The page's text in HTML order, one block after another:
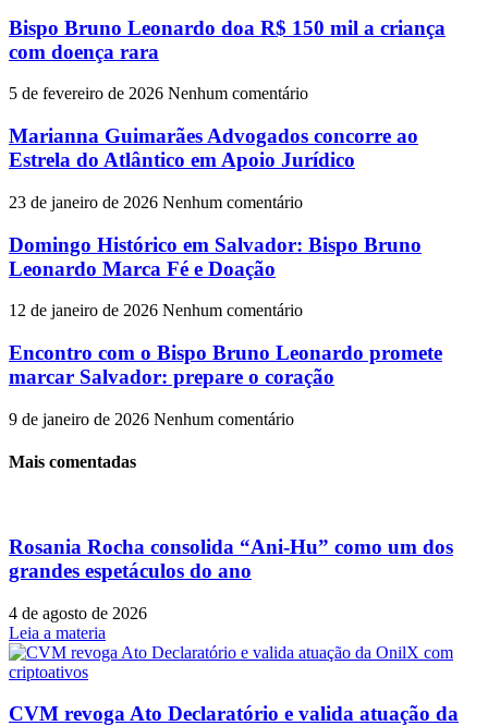
Bispo Bruno Leonardo doa R$ 150 mil a criança
com doença rara
5 de fevereiro de 2026 Nenhum comentário
Marianna Guimarães Advogados concorre ao
Estrela do Atlântico em Apoio Jurídico
23 de janeiro de 2026 Nenhum comentário
Domingo Histórico em Salvador: Bispo Bruno
Leonardo Marca Fé e Doação
12 de janeiro de 2026 Nenhum comentário
Encontro com o Bispo Bruno Leonardo promete
marcar Salvador: prepare o coração
9 de janeiro de 2026 Nenhum comentário
Mais comentadas
Rosania Rocha consolida “Ani-Hu” como um dos
grandes espetáculos do ano
4 de agosto de 2026
Leia a materia
CVM revoga Ato Declaratório e valida atuação da